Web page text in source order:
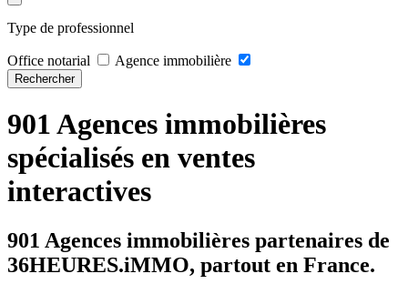
Type de professionnel
Office notarial Agence immobilière
Rechercher
901 Agences immobilières
spécialisés en ventes
interactives
901 Agences immobilières partenaires de
36HEURES.iMMO, partout en France.